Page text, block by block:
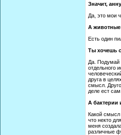
Значит,
Да, это мои
А животные
Есть один
Ты хочешь
Да. Подумай
отдельного
друга в
смысл.
деле ест
А бактерии
Какой смысл
что некто
меня
различные